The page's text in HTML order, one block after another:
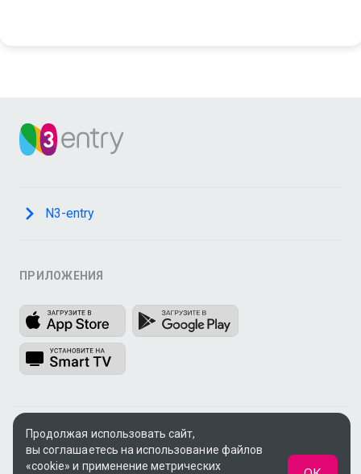
N3-entry
ПРИЛОЖЕНИЯ
© 2009 - 2026, ООО «Медиа Системы»
Поддержка:support@n3.ru
Продолжая использовать сайт,
вы соглашаетесь на использование файлов
«cookie» и применение метрических